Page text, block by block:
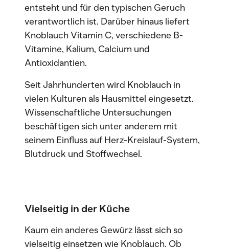
entsteht und für den typischen Geruch
verantwortlich ist. Darüber hinaus liefert
Knoblauch Vitamin C, verschiedene B-
Vitamine, Kalium, Calcium und
Antioxidantien.
Seit Jahrhunderten wird Knoblauch in
vielen Kulturen als Hausmittel eingesetzt.
Wissenschaftliche Untersuchungen
beschäftigen sich unter anderem mit
seinem Einfluss auf Herz-Kreislauf-System,
Blutdruck und Stoffwechsel.
Vielseitig in der Küche
Kaum ein anderes Gewürz lässt sich so
vielseitig einsetzen wie Knoblauch. Ob